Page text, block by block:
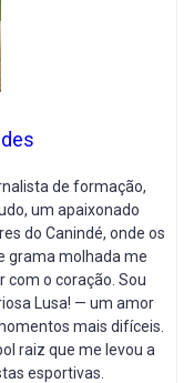
de formação,
um apaixonado
do Canindé, onde os
grama molhada me
com o coração. Sou
Lusa! — um amor
mais difíceis.
raiz que me levou a
esportivas.